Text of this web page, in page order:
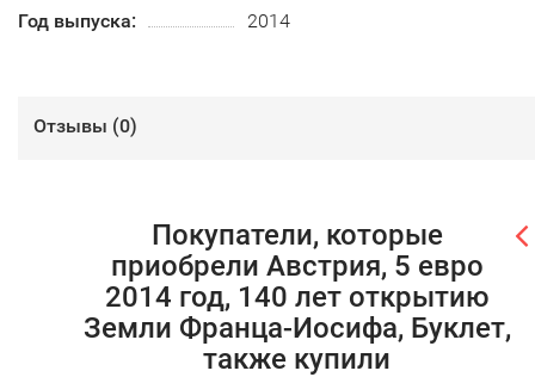
Год выпуска:
2014
Отзывы (0)
Покупатели, которые
приобрели Австрия, 5 евро
2014 год, 140 лет открытию
Земли Франца-Иосифа, Буклет,
также купили